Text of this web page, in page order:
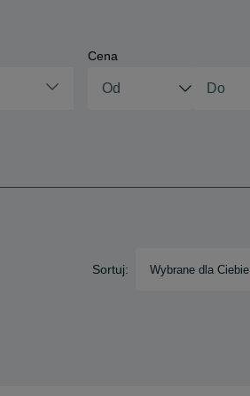
Cena
Sortuj: Wybrane dla Ciebie